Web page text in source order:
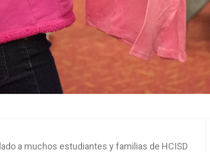
a muchos estudiantes y familias de HCISD